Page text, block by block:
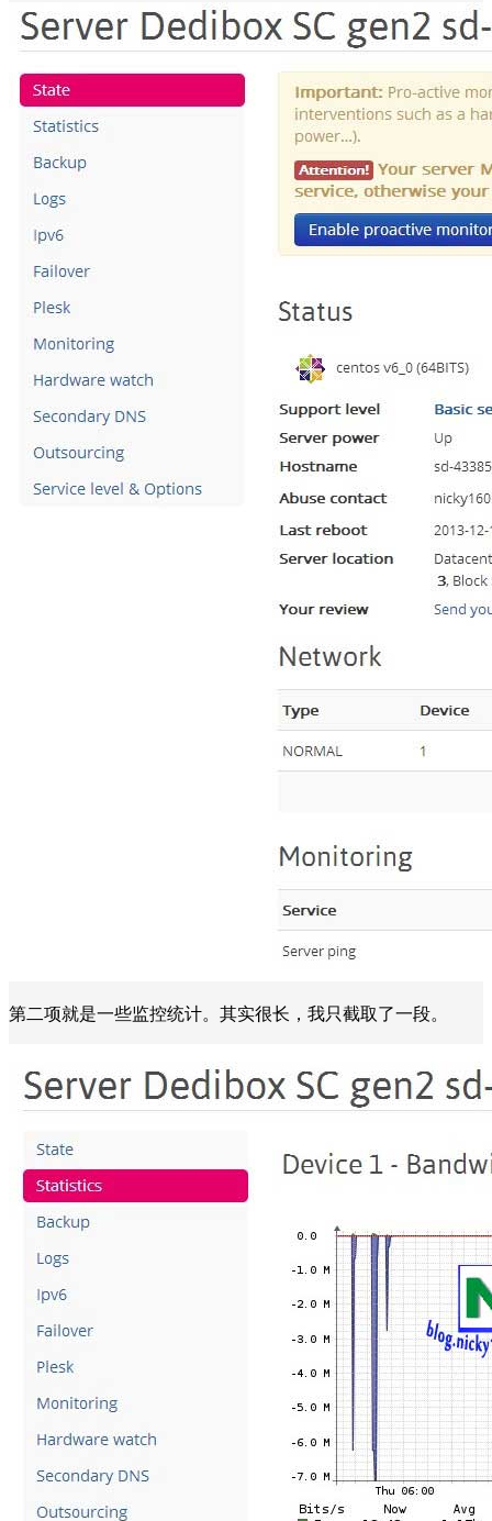
第二项就是一些监控统计。其实很长，我只截取了一段。